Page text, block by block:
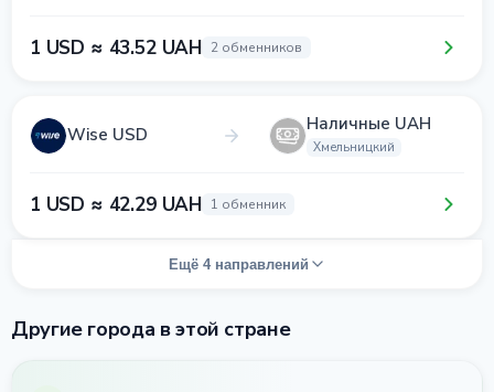
1 USD ≈ 43.52 UAH 2 обменников
Wise USD Наличные UAH
Хмельницкий
1 USD ≈ 42.29 UAH 1 обменник
Ещё 4 направлений
Другие города в этой стране